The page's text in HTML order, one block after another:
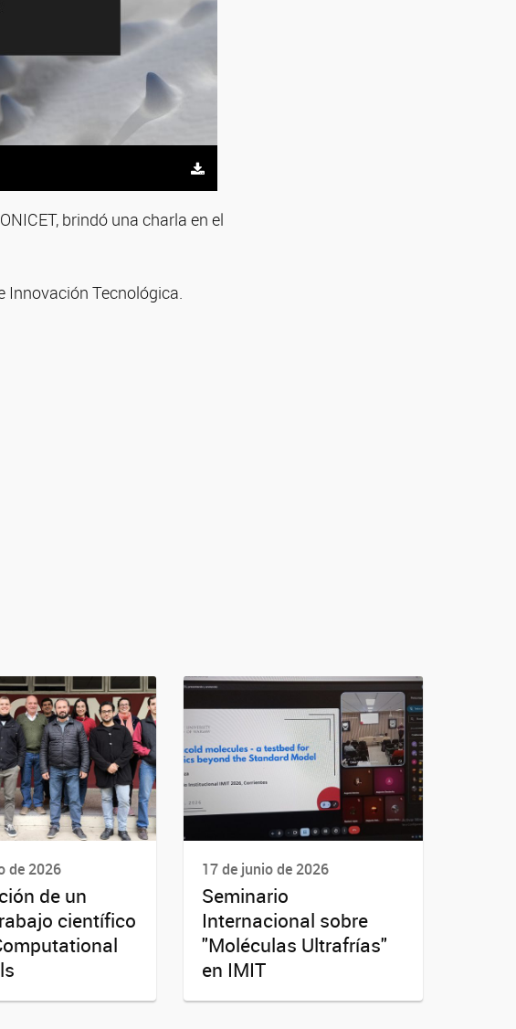
brindó una charla en el
Innovación Tecnológica.
de 2026
de un
científico
17 de junio de 2026
Seminario
Internacional sobre
"Moléculas Ultrafrías"
en IMIT